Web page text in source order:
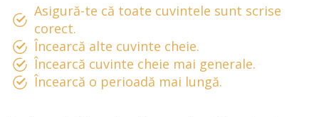
Asigură-te că toate cuvintele sunt scrise
corect.
Încearcă alte cuvinte cheie.
Încearcă cuvinte cheie mai generale.
Încearcă o perioadă mai lungă.